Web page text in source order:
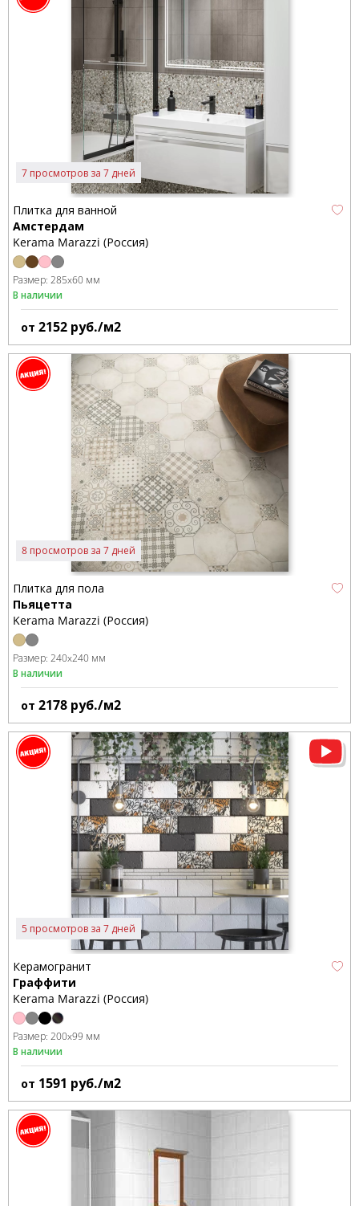
7 просмотров за 7 дней
Плитка для ванной
Амстердам
Kerama Marazzi (Россия)
Размер: 285x60 мм
В наличии
от 2152 руб./м2
8 просмотров за 7 дней
Плитка для пола
Пьяцетта
Kerama Marazzi (Россия)
Размер: 240x240 мм
В наличии
от 2178 руб./м2
5 просмотров за 7 дней
Керамогранит
Граффити
Kerama Marazzi (Россия)
Размер: 200x99 мм
В наличии
от 1591 руб./м2